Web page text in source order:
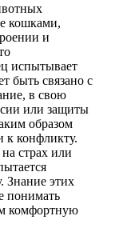
кошками,
и
испытывает
быть связано с
в свою
или защиты
образом
к конфликту.
страх или
Знание этих
понимать
комфортную